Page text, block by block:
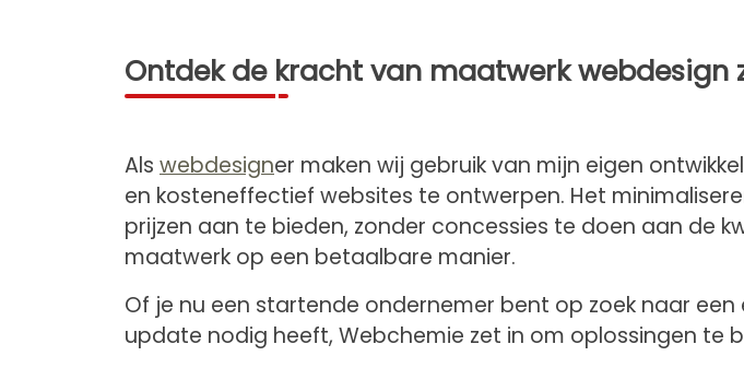
Ontdek de kracht van maatwerk webdesign
Als webdesigner maken wij gebruik van mijn eigen
en kosteneffectief websites te ontwerpen. Het
prijzen aan te bieden, zonder concessies te doen aan de
maatwerk op een betaalbare manier.
Of je nu een startende ondernemer bent op zoek naar
update nodig heeft, Webchemie zet in om oplossingen te